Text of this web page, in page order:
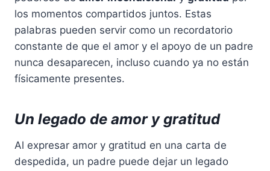
los momentos compartidos juntos. Estas
palabras pueden servir como un recordatorio
constante de que el amor y el apoyo de un padre
nunca desaparecen, incluso cuando ya no están
físicamente presentes.
Un legado de amor y gratitud
Al expresar amor y gratitud en una carta de
despedida, un padre puede dejar un legado